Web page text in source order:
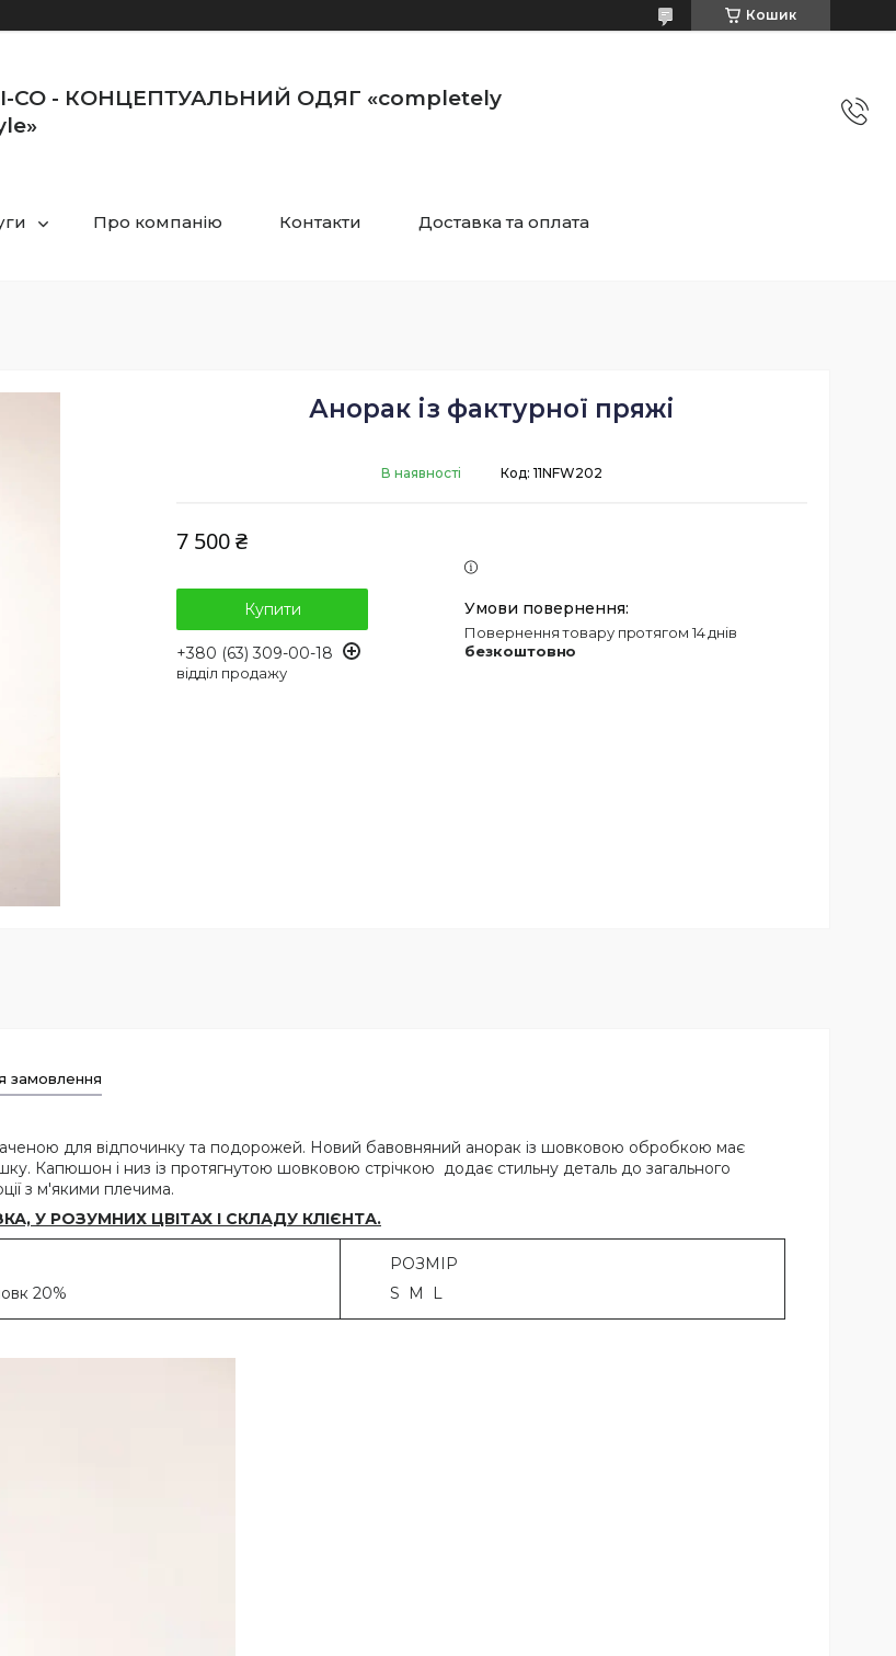
Кошик
CO - КОНЦЕПТУАЛЬНИЙ ОДЯГ «completely
Про компанію Контакти Доставка та оплата
Анорак із фактурної пряжі
В наявності Код: 11NFW202
7 500 ₴
Купити
+380 (63) 309-00-18
відділ продажу
повернення товару протягом 14 днів
безкоштовно
замовлення
для відпочинку та подорожей. Новий бавовняний анорак із шовковою обробкою має
Капюшон і низ із протягнутою шовковою стрічкою додає стильну деталь до загального
з м'якими плечима.
У РОЗУМНИХ ЦВІТАХ І СКЛАДУ КЛІЄНТА.
20%
РОЗМІР
S M L